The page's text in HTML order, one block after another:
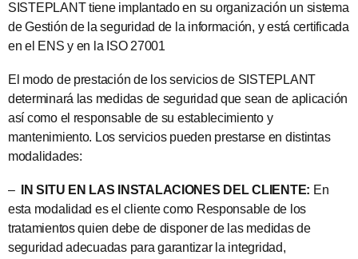
SISTEPLANT tiene implantado en su organización un sistema
de Gestión de la seguridad de la información, y está certificada
en el ENS y en la ISO 27001
El modo de prestación de los servicios de SISTEPLANT
determinará las medidas de seguridad que sean de aplicación
así como el responsable de su establecimiento y
mantenimiento. Los servicios pueden prestarse en distintas
modalidades:
– IN SITU EN LAS INSTALACIONES DEL CLIENTE: En
esta modalidad es el cliente como Responsable de los
tratamientos quien debe de disponer de las medidas de
seguridad adecuadas para garantizar la integridad,